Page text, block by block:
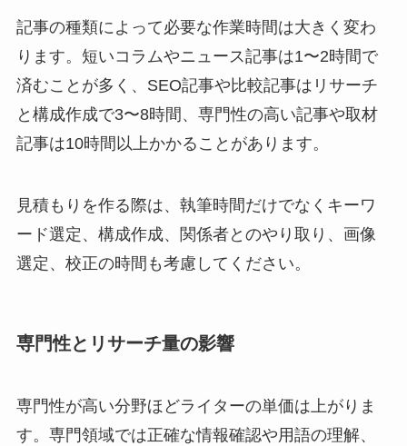
記事の種類によって必要な作業時間は大きく変わ
ります。短いコラムやニュース記事は1〜2時間で
済むことが多く、SEO記事や比較記事はリサーチ
と構成作成で3〜8時間、専門性の高い記事や取材
記事は10時間以上かかることがあります。
見積もりを作る際は、執筆時間だけでなくキーワ
ード選定、構成作成、関係者とのやり取り、画像
選定、校正の時間も考慮してください。
専門性とリサーチ量の影響
専門性が高い分野ほどライターの単価は上がりま
す。専門領域では正確な情報確認や用語の理解、